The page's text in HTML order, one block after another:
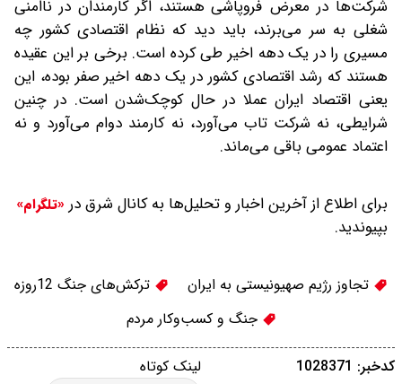
شرکت‌ها در معرض فروپاشی هستند، اگر کارمندان در ناامنی
شغلی به سر می‌برند، باید دید که نظام اقتصادی کشور چه
مسیری را در یک دهه اخیر طی کرده است. برخی بر این عقیده
هستند که رشد اقتصادی کشور در یک دهه اخیر صفر بوده، این
یعنی اقتصاد ایران عملا در حال کوچک‌شدن است. در چنین
شرایطی، نه شرکت تاب می‌آورد، نه کارمند دوام می‌آورد و نه
اعتماد عمومی باقی می‌ماند.‌
برای اطلاع از آخرین اخبار و تحلیل‌ها به کانال شرق در «تلگرام»
بپیوندید.
تجاوز رژیم صهیونیستی به ایران
ترکش‌های جنگ 12‌روزه
جنگ و کسب‌و‌کار مردم
لینک کوتاه کدخبر: 1028371